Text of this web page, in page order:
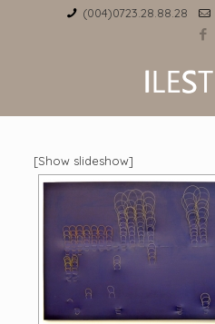
(004)0723.28.88.28
[Show slideshow]